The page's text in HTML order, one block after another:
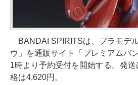
BANDAI SPIRITSは、プラモデ
ウ」を通販サイト「プレミアムバ
1時より予約受付を開始する。発
格は4,620円。